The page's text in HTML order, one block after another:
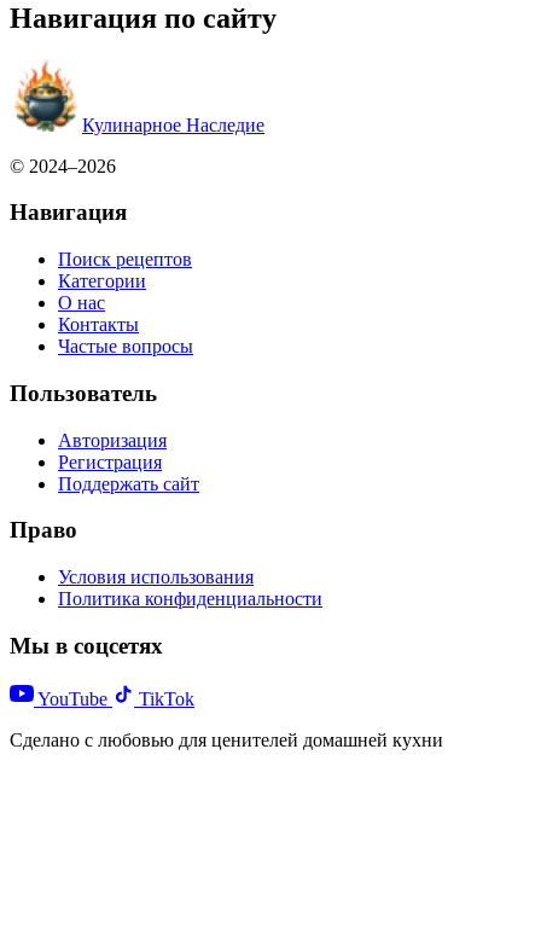
Навигация по сайту
Кулинарное Наследие
© 2024–2026
Навигация
Поиск рецептов
Категории
О нас
Контакты
Частые вопросы
Пользователь
Авторизация
Регистрация
Поддержать сайт
Право
Условия использования
Политика конфиденциальности
Мы в соцсетях
YouTube
TikTok
Сделано с любовью для ценителей домашней кухни